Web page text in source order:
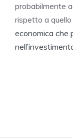
probabilmente
rispetto a
economica che